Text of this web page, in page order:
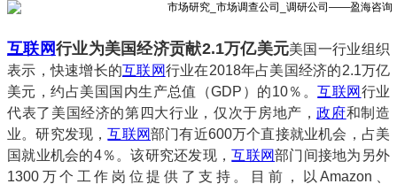
互联网行业为美国经济贡献2.1万亿美元美国一行业组织
表示，快速增长的互联网行业在2018年占美国经济的2.1万亿
美元，约占美国国内生产总值（GDP）的10％。互联网 行业
代表了美国经济的第四大行业，仅次于房地产，政府和制造
业。研究发现，互联网部门有近600万个直接就业机会，占美
国就业机会的4％。该研究还发现，互联网部门间接地为另外
1300万个工作岗位提供了支持。目前，以Amazon、